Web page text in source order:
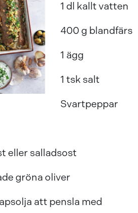
1 dl kallt vatten
400 g blandfärs
1 ägg
1 tsk salt
Svartpeppar
eller salladsost
gröna oliver
att pensla med